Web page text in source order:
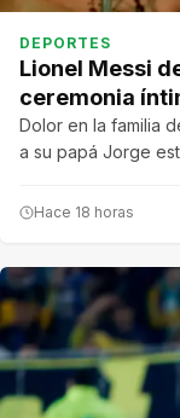
DEPORTES
Lionel Messi
ceremonia
Dolor en la familia
a su papá Jorge
Hace 18 horas